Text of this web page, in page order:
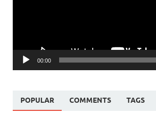
00:00
POPULAR COMMENTS TAGS